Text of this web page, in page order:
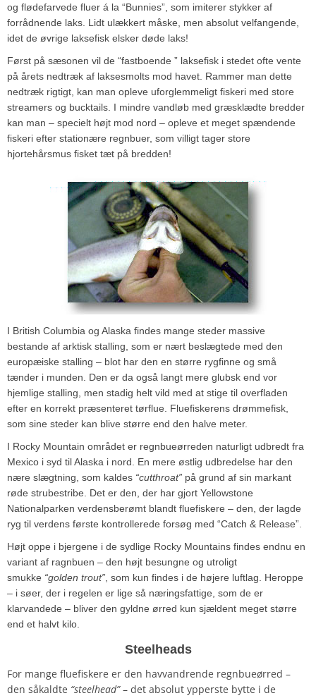
og flødefarvede fluer á la “Bunnies”, som imiterer stykker af
forrådnende laks. Lidt ulækkert måske, men absolut velfangende,
idet de øvrige laksefisk elsker døde laks!
Først på sæsonen vil de “fastboende ” laksefisk i stedet ofte vente
på årets nedtræk af laksesmolts mod havet. Rammer man dette
nedtræk rigtigt, kan man opleve uforglemmeligt fiskeri med store
streamers og bucktails. I mindre vandløb med græsklædte bredder
kan man – specielt højt mod nord – opleve et meget spændende
fiskeri efter stationære regnbuer, som villigt tager store
hjortehårsmus fisket tæt på bredden!
I British Columbia og Alaska findes mange steder massive
bestande af arktisk stalling, som er nært beslægtede med den
europæiske stalling – blot har den en større rygfinne og små
tænder i munden. Den er da også langt mere glubsk end vor
hjemlige stalling, men stadig helt vild med at stige til overfladen
efter en korrekt præsenteret tørflue. Fluefiskerens drømmefisk,
som sine steder kan blive større end den halve meter.
I Rocky Mountain området er regnbueørreden naturligt udbredt fra
Mexico i syd til Alaska i nord. En mere østlig udbredelse har den
nære slægtning, som kaldes “cutthroat” på grund af sin markant
røde strubestribe. Det er den, der har gjort Yellowstone
Nationalparken verdensberømt blandt fluefiskere – den, der lagde
ryg til verdens første kontrollerede forsøg med “Catch & Release”.
Højt oppe i bjergene i de sydlige Rocky Mountains findes endnu en
variant af ragnbuen – den højt besungne og utroligt
smukke “golden trout” , som kun findes i de højere luftlag. Heroppe
– i søer, der i regelen er lige så næringsfattige, som de er
klarvandede – bliver den gyldne ørred kun sjældent meget større
end et halvt kilo.
Steelheads
For mange fluefiskere er den havvandrende regnbueørred –
den såkaldte “steelhead”– det absolut ypperste bytte i de